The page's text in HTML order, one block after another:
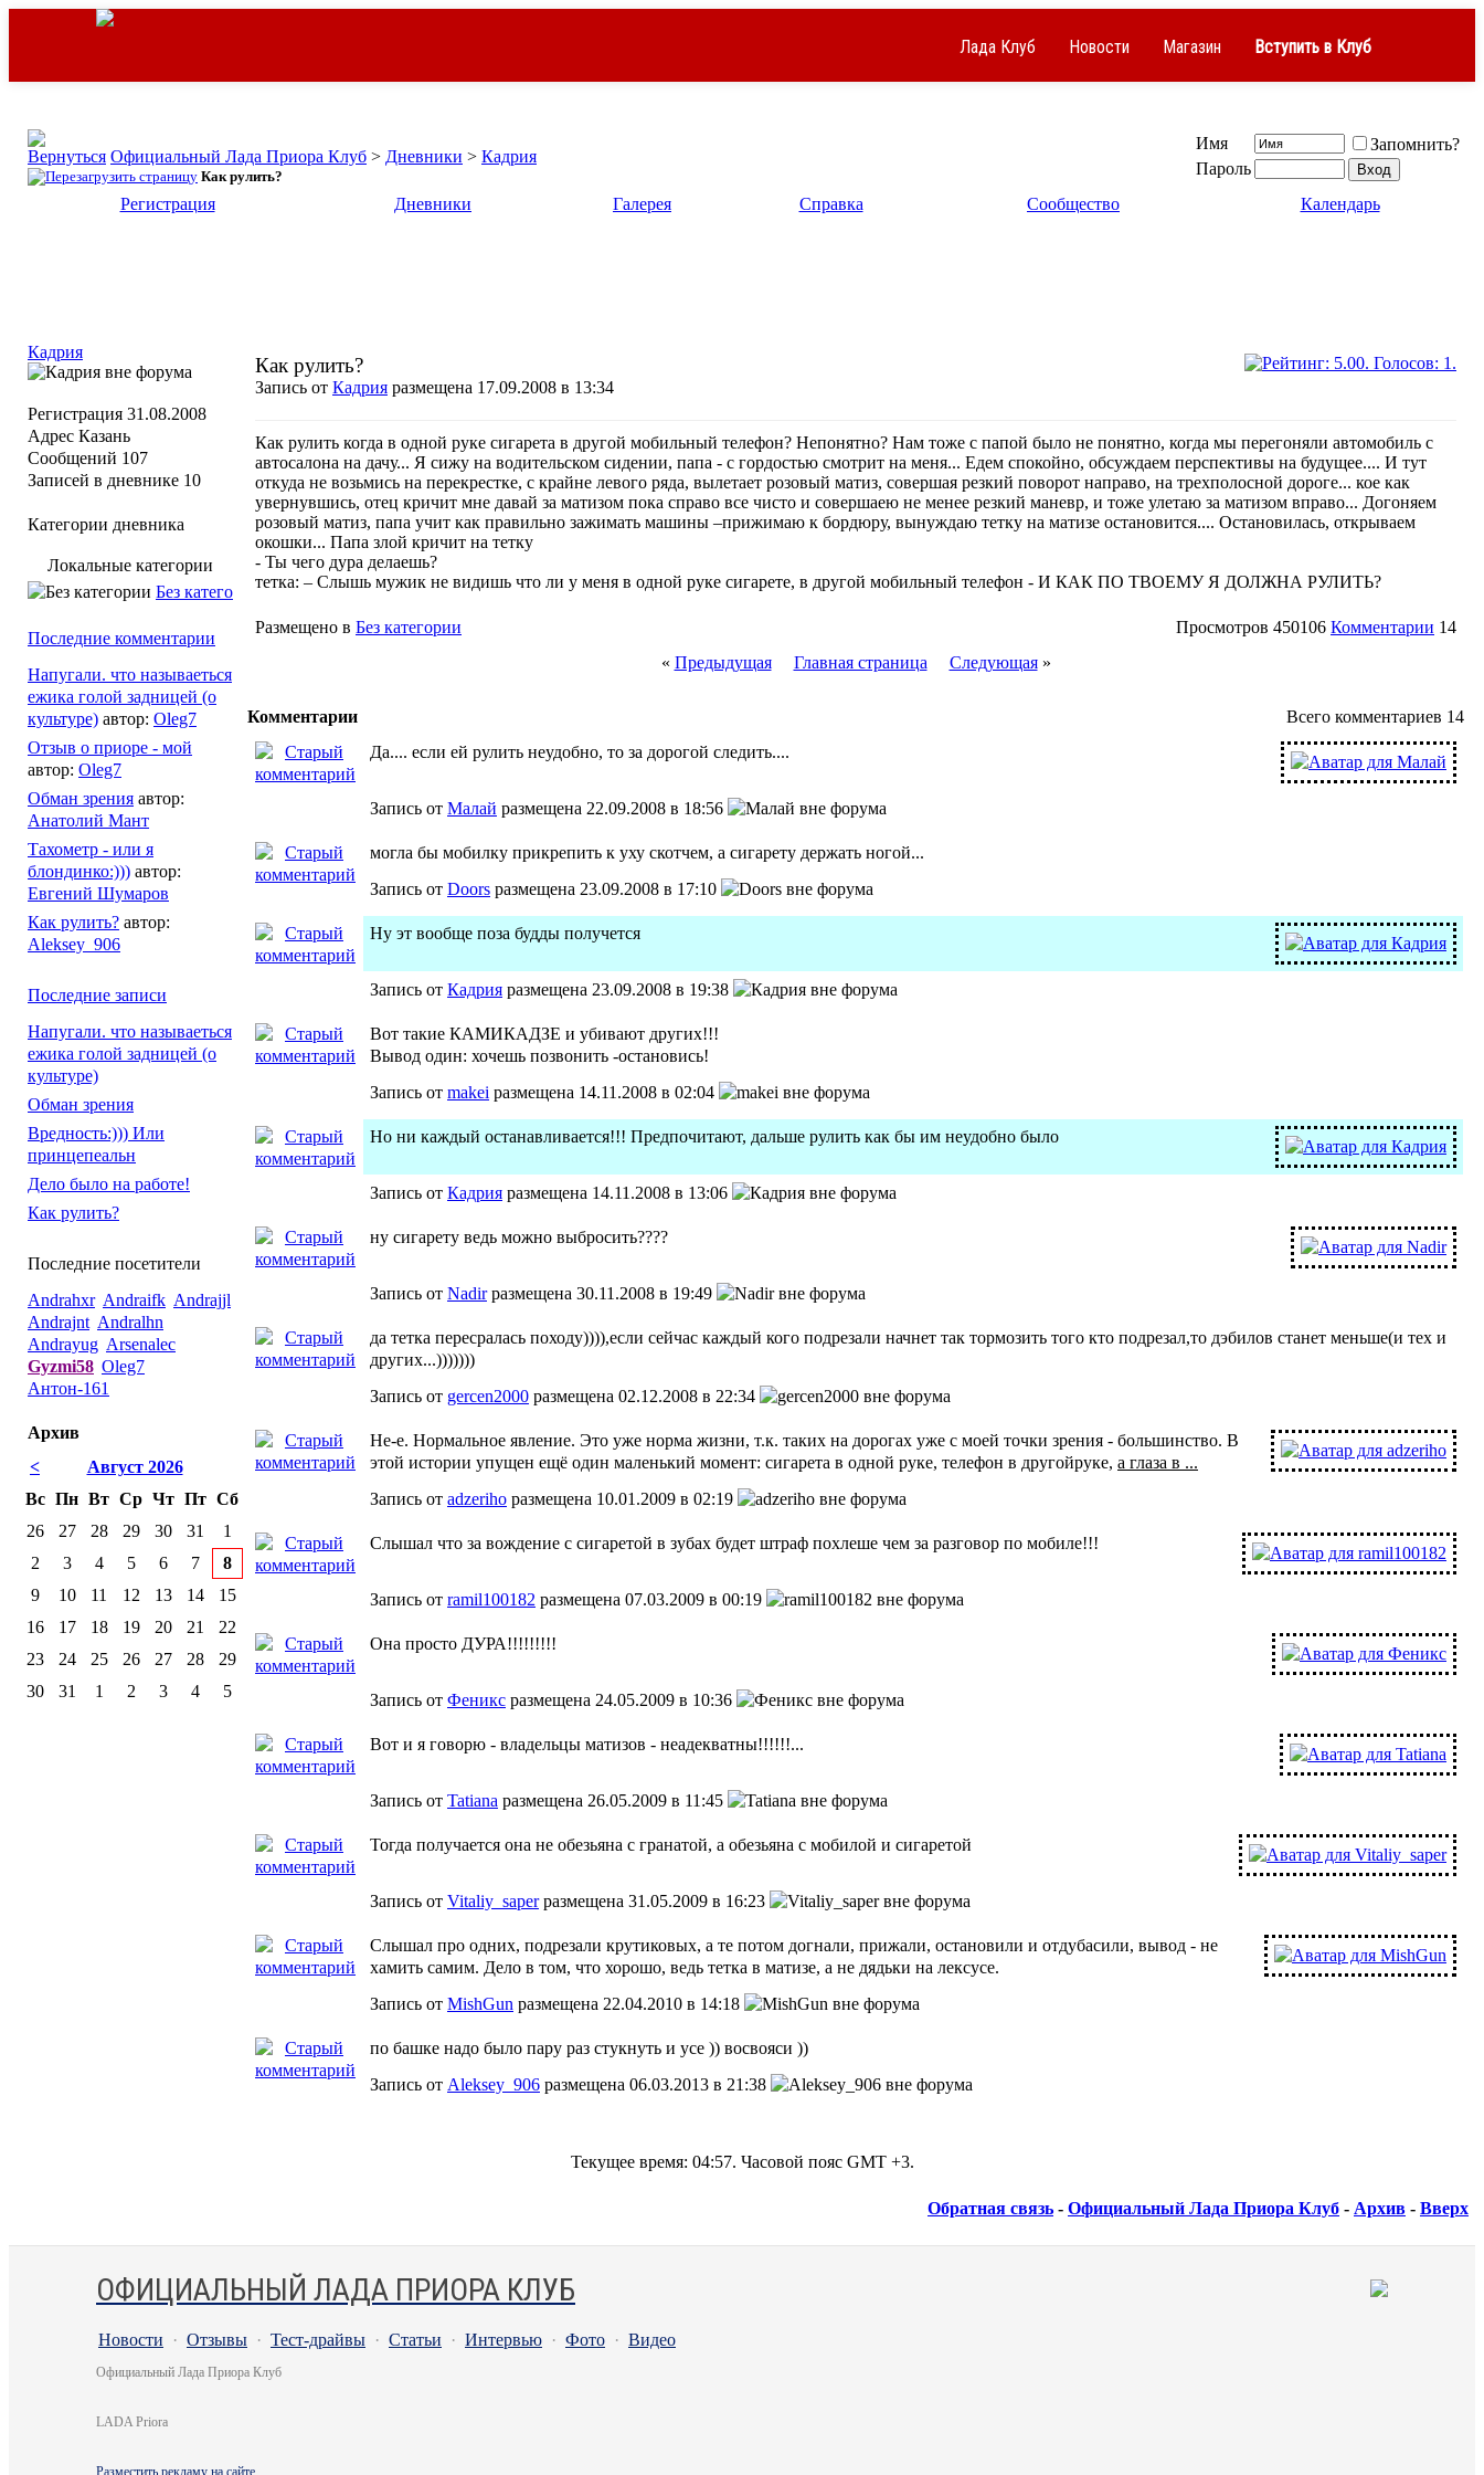
Лада Клуб Новости Магазин Вступить в Клуб
Официальный Лада Приора Клуб > Дневники > Кадрия
Как рулить?
Имя
Запомнить?
Пароль
Регистрация
Дневники Галерея Справка Сообщество Календарь
Как рулить?
Запись от Кадрия размещена 17.09.2008 в 13:34
Как рулить когда в одной руке сигарета в другой мобильный телефон? Непонятно? Нам тоже с папой было не понятно, когда мы перегоняли автомобиль с
автосалона на дачу... Я сижу на водительском сидении, папа - с гордостью смотрит на меня... Едем спокойно, обсуждаем перспективы на будущее.... И тут
откуда не возьмись на перекрестке, с крайне левого ряда, вылетает розовый матиз, совершая резкий поворот направо, на трехполосной дороге... кое как
увернувшись, отец кричит мне давай за матизом пока справо все чисто и совершаею не менее резкий маневр, и тоже улетаю за матизом вправо... Догоняем
розовый матиз, папа учит как правильно зажимать машины –прижимаю к бордюру, вынуждаю тетку на матизе остановится.... Остановилась, открываем
окошки... Папа злой кричит на тетку
- Ты чего дура делаешь?
тетка: – Слышь мужик не видишь что ли у меня в одной руке сигарете, в другой мобильный телефон - И КАК ПО ТВОЕМУ Я ДОЛЖНА РУЛИТЬ?
Размещено в Без категории Просмотров 450106 Комментарии 14
« Предыдущая Главная страница Следующая»
Всего комментариев 14
Комментарии
Да.... если ей рулить неудобно, то за дорогой следить....
Запись от Малай размещена 22.09.2008 в 18:56
могла бы мобилку прикрепить к уху скотчем, а сигарету держать ногой...
Запись от Doors размещена 23.09.2008 в 17:10
Ну эт вообще поза будды получется
Запись от Кадрия размещена 23.09.2008 в 19:38
Вот такие КАМИКАДЗЕ и убивают других!!!
Вывод один: хочешь позвонить -остановись!
Запись от makei размещена 14.11.2008 в 02:04
Но ни каждый останавливается!!! Предпочитают, дальше рулить как бы им неудобно было
Запись от Кадрия размещена 14.11.2008 в 13:06
ну сигарету ведь можно выбросить????
Запись от Nadirразмещена 30.11.2008 в 19:49
да тетка пересралась походу)))),если сейчас каждый кого подрезали начнет так тормозить того кто подрезал,то дэбилов станет меньше(и тех и
других...)))))))
Запись от gercen2000 размещена 02.12.2008 в 22:34
Не-е. Нормальное явление. Это уже норма жизни, т.к. таких на дорогах уже с моей точки зрения - большинство. В
этой истории упущен ещё один маленький момент: сигарета в одной руке, телефон в другойруке, а глаза в ...
Запись от adzeriho размещена 10.01.2009 в 02:19
Слышал что за вождение с сигаретой в зубах будет штраф похлеше чем за разговор по мобиле!!!
Запись от ramil100182 размещена 07.03.2009 в 00:19
Она просто ДУРА!!!!!!!!!
Запись от Феникс размещена 24.05.2009 в 10:36
Вот и я говорю - владельцы матизов - неадекватны!!!!!!...
Запись от Tatiana размещена 26.05.2009 в 11:45
Тогда получается она не обезьяна с гранатой, а обезьяна с мобилой и сигаретой
Запись от Vitaliy_saperразмещена 31.05.2009 в 16:23
Слышал про одних, подрезали крутиковых, а те потом догнали, прижали, остановили и отдубасили, вывод - не
хамить самим. Дело в том, что хорошо, ведь тетка в матизе, а не дядьки на лексусе.
Запись от MishGun размещена 22.04.2010 в 14:18
по башке надо было пару раз стукнуть и усе )) восвояси ))
Запись от Aleksey_906 размещена 06.03.2013 в 21:38
Кадрия
Регистрация 31.08.2008
Адрес Казань
Сообщений 107
Записей в дневнике 10
Категории дневника
Локальные категории
Без категории
Последние комментарии
Напугали. что называеться
ежика голой задницей (о
культуре) автор: Oleg7
Отзыв о приоре - мой
автор: Oleg7
Обман зрения автор:
Анатолий Мант
Тахометр - или я
блондинко:))) автор:
Евгений Шумаров
Как рулить? автор:
Aleksey_906
Последние записи
Напугали. что называеться
ежика голой задницей (о
культуре)
Обман зрения
Вредность:))) Или
принцепеальн
Дело было на работе!
Как рулить?
Последние посетители
Andrahxr Andraifk Andrajjl
Andrajnt Andralhn
Andrayug Arsenalec
Gyzmi58 Oleg7
Антон-161
Архив
<
Август 2026
Вс Пн Вт Ср Чт Пт Сб
26
27 28 29 30 31
1
2
3 4 5 6 7
8
9
10 11 12 13 14
15
16
17 18 19 20 21
22
23
24 25 26 27 28
29
30
31 1 2 3 4 5
Текущее время: 04:57. Часовой пояс GMT +3.
Обратная связь - Официальный Лада Приора Клуб - Архив - Вверх
ОФИЦИАЛЬНЫЙ ЛАДА ПРИОРА КЛУБ
Новости · Отзывы · Тест-драйвы · Статьи · Интервью · Фото · Видео
Официальный Лада Приора Клуб
LADA Priora
Разместить рекламу на сайте